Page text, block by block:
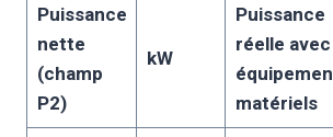
Puissance
nette
(champ
P2)
kW
Puissance
réelle avec
matériels